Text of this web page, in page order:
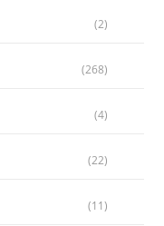
(2)
(268)
(4)
(22)
(11)